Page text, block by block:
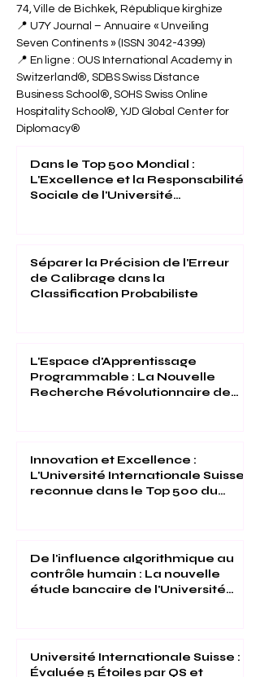
74, Ville de Bichkek, République kirghize
📍 U7Y Journal – Annuaire « Unveiling
Seven Continents » (ISSN 3042-4399)
📍 En ligne : OUS International Academy in
Switzerland®, SDBS Swiss Distance
Business School®, SOHS Swiss Online
Hospitality School®, YJD Global Center for
Diplomacy®
Dans le Top 500 Mondial :
L'Excellence et la Responsabilité
Sociale de l'Université
Séparer la Précision de l'Erreur
de Calibrage dans la
Classification Probabiliste
L'Espace d'Apprentissage
Programmable : La Nouvelle
Recherche Révolutionnaire de
Innovation et Excellence :
L'Université Internationale Suisse
reconnue dans le Top 500 du
De l'influence algorithmique au
contrôle humain : La nouvelle
étude bancaire de l'Université
Université Internationale Suisse :
Évaluée 5 Étoiles par QS et